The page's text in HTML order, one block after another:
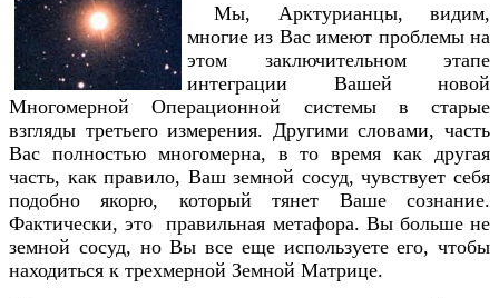
Мы, Арктурианцы, видим,
многие из Вас имеют проблемы на
этом заключительном этапе
интеграции Вашей новой
Многомерной Операционной системы в старые
взгляды третьего измерения. Другими словами, часть
Вас полностью многомерна, в то время как другая
часть, как правило, Ваш земной сосуд, чувствует себя
подобно якорю, который тянет Ваше сознание.
Фактически, это правильная метафора. Вы больше не
земной сосуд, но Вы все еще используете его, чтобы
находиться к трехмерной Земной Матрице.